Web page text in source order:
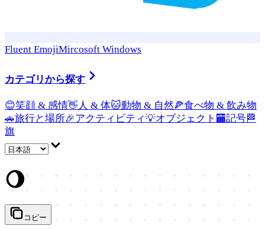
Fluent EmojiMircosoft Windows
カテゴリから探す
😊笑顔 & 感情👋 人 & 体🐱動物 & 自然🍕食べ物 & 飲み物
🚗旅行と場所🎉アクティビティ💡オブジェクト 🏧記号🏁
旗
🌖
コピー